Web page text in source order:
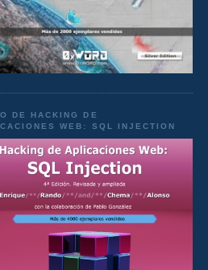
DE HACKING DE
WEB: SQL INJECTION